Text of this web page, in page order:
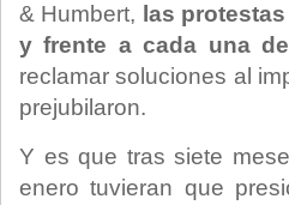
& Humbert, las
y frente a cada una
reclamar soluciones al
prejubilaron.
Y es que tras siete
enero tuvieran que